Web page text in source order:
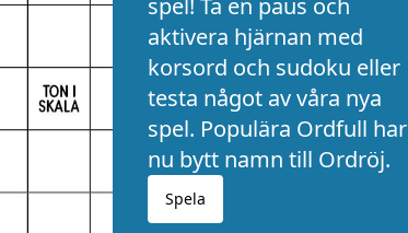
spel! Ta en paus och
aktivera hjärnan med
korsord och sudoku eller
testa något av våra nya
spel. Populära Ordfull har
nu bytt namn till Ordröj.
Spela